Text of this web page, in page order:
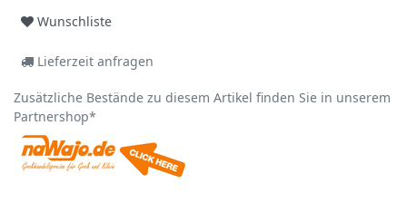
Wunschliste
Lieferzeit anfragen
Zusätzliche Bestände zu diesem Artikel finden Sie in unserem
Partnershop*